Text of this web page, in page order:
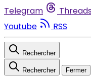
Telegram
Youtube
RSS
Rechercher
Rechercher Fermer